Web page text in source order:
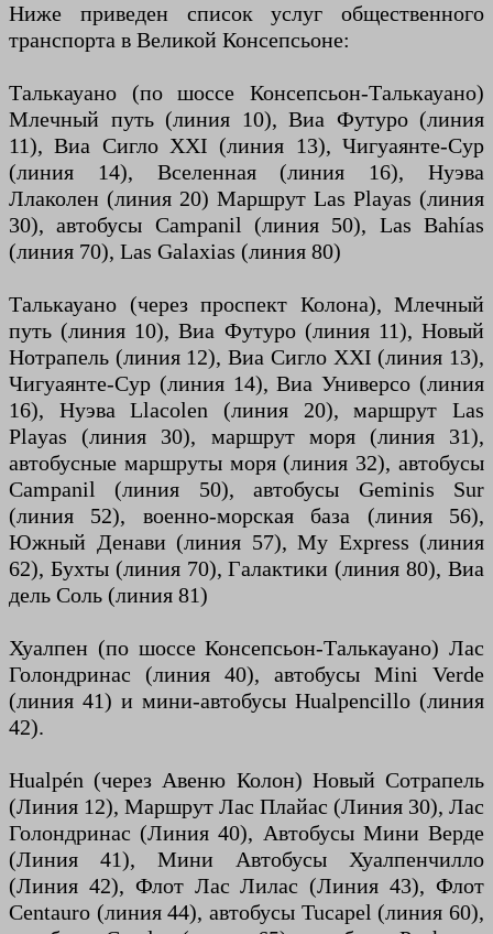
Ниже приведен список услуг общественного
транспорта в Великой Консепсьоне:
Талькауано (по шоссе Консепсьон-Талькауано)
Млечный путь (линия 10), Виа Футуро (линия
11), Виа Сигло XXI (линия 13), Чигуаянте-Сур
(линия 14), Вселенная (линия 16), Нуэва
Ллаколен (линия 20) Маршрут Las Playas (линия
30), автобусы Campanil (линия 50), Las Bahías
(линия 70), Las Galaxias (линия 80)
Талькауано (через проспект Колона), Млечный
путь (линия 10), Виа Футуро (линия 11), Новый
Нотрапель (линия 12), Виа Сигло XXI (линия 13),
Чигуаянте-Сур (линия 14), Виа Универсо (линия
16), Нуэва Llacolen (линия 20), маршрут Las
Playas (линия 30), маршрут моря (линия 31),
автобусные маршруты моря (линия 32), автобусы
Campanil (линия 50), автобусы Geminis Sur
(линия 52), военно-морская база (линия 56),
Южный Денави (линия 57), My Express (линия
62), Бухты (линия 70), Галактики (линия 80), Виа
дель Соль (линия 81)
Хуалпен (по шоссе Консепсьон-Талькауано) Лас
Голондринас (линия 40), автобусы Mini Verde
(линия 41) и мини-автобусы Hualpencillo (линия
42).
Hualpén (через Авеню Колон) Новый Сотрапель
(Линия 12), Маршрут Лас Плайас (Линия 30), Лас
Голондринас (Линия 40), Автобусы Мини Верде
(Линия 41), Мини Автобусы Хуалпенчилло
(Линия 42), Флот Лас Лилас (Линия 43), Флот
Centauro (линия 44), автобусы Tucapel (линия 60),